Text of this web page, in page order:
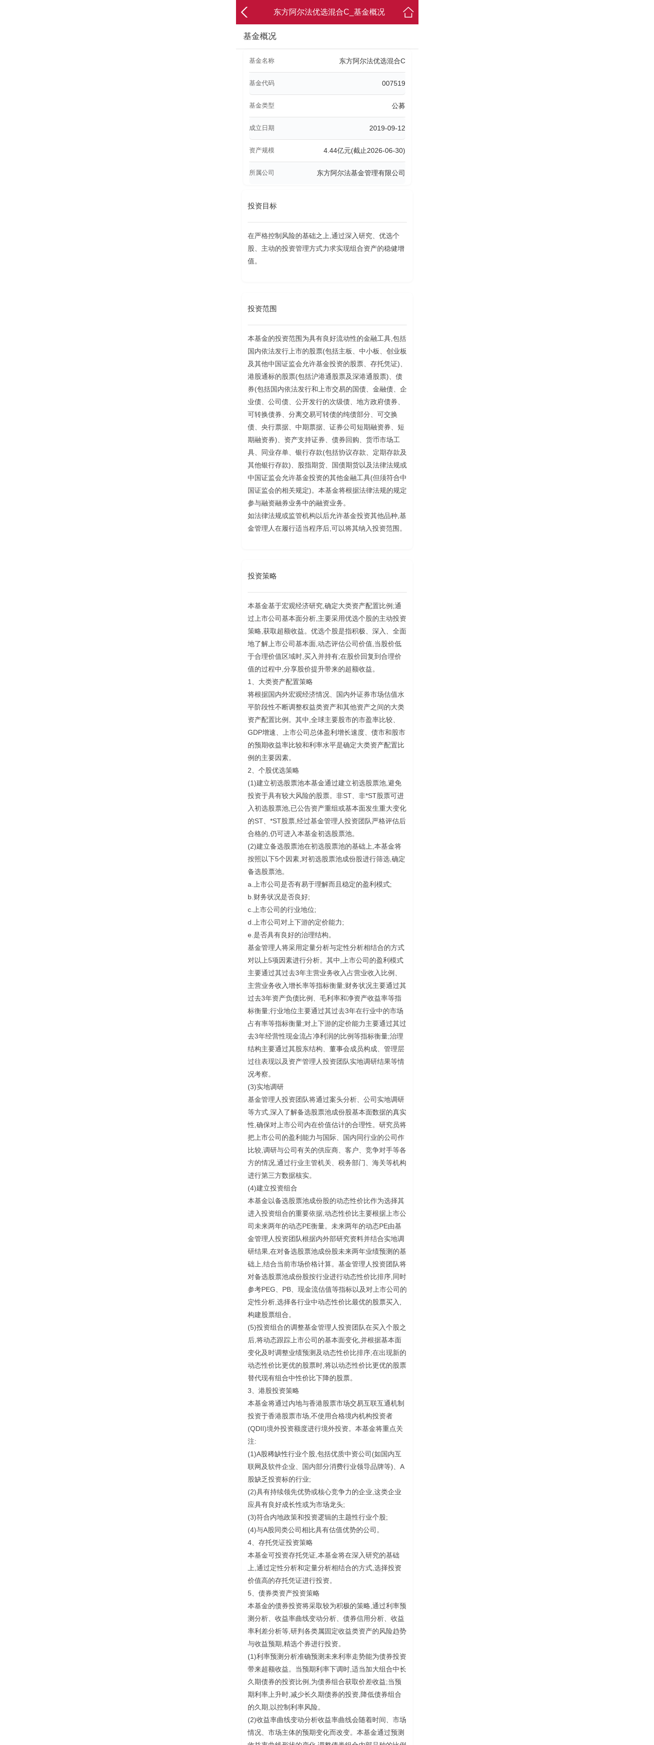
东方阿尔法优选混合C_基金概况
基金概况
基金名称 东方阿尔法优选混合C
基金代码 007519
基金类型 公募
成立日期 2019-09-12
资产规模 4.44亿元(截止2026-06-30)
所属公司 东方阿尔法基金管理有限公司
投资目标
在严格控制风险的基础之上,通过深入研究、优选个
股、主动的投资管理方式力求实现组合资产的稳健增
值。
投资范围
本基金的投资范围为具有良好流动性的金融工具,包括
国内依法发行上市的股票(包括主板、中小板、创业板
及其他中国证监会允许基金投资的股票、存托凭证)、
港股通标的股票(包括沪港通股票及深港通股票)、债
券(包括国内依法发行和上市交易的国债、金融债、企
业债、公司债、公开发行的次级债、地方政府债券、
可转换债券、分离交易可转债的纯债部分、可交换
债、央行票据、中期票据、证券公司短期融资券、短
期融资券)、资产支持证券、债券回购、货币市场工
具、同业存单、银行存款(包括协议存款、定期存款及
其他银行存款)、股指期货、国债期货以及法律法规或
中国证监会允许基金投资的其他金融工具(但须符合中
国证监会的相关规定)。本基金将根据法律法规的规定
参与融资融券业务中的融资业务。
如法律法规或监管机构以后允许基金投资其他品种,基
金管理人在履行适当程序后,可以将其纳入投资范围。
投资策略
本基金基于宏观经济研究,确定大类资产配置比例;通
过上市公司基本面分析,主要采用优选个股的主动投资
策略,获取超额收益。优选个股是指积极、深入、全面
地了解上市公司基本面,动态评估公司价值,当股价低
于合理价值区域时,买入并持有;在股价回复到合理价
值的过程中,分享股价提升带来的超额收益。
1、大类资产配置策略
将根据国内外宏观经济情况、国内外证券市场估值水
平阶段性不断调整权益类资产和其他资产之间的大类
资产配置比例。其中,全球主要股市的市盈率比较、
GDP增速、上市公司总体盈利增长速度、债市和股市
的预期收益率比较和利率水平是确定大类资产配置比
例的主要因素。
2、个股优选策略
(1)建立初选股票池本基金通过建立初选股票池,避免
投资于具有较大风险的股票。非ST、非*ST股票可进
入初选股票池,已公告资产重组或基本面发生重大变化
的ST、*ST股票,经过基金管理人投资团队严格评估后
合格的,仍可进入本基金初选股票池。
(2)建立备选股票池在初选股票池的基础上,本基金将
按照以下5个因素,对初选股票池成份股进行筛选,确定
备选股票池。
a.上市公司是否有易于理解而且稳定的盈利模式;
b.财务状况是否良好;
c.上市公司的行业地位;
d.上市公司对上下游的定价能力;
e.是否具有良好的治理结构。
基金管理人将采用定量分析与定性分析相结合的方式
对以上5项因素进行分析。其中,上市公司的盈利模式
主要通过其过去3年主营业务收入占营业收入比例、
主营业务收入增长率等指标衡量;财务状况主要通过其
过去3年资产负债比例、毛利率和净资产收益率等指
标衡量;行业地位主要通过其过去3年在行业中的市场
占有率等指标衡量;对上下游的定价能力主要通过其过
去3年经营性现金流占净利润的比例等指标衡量;治理
结构主要通过其股东结构、董事会成员构成、管理层
过往表现以及资产管理人投资团队实地调研结果等情
况考察。
(3)实地调研
基金管理人投资团队将通过案头分析、公司实地调研
等方式,深入了解备选股票池成份股基本面数据的真实
性,确保对上市公司内在价值估计的合理性。研究员将
把上市公司的盈利能力与国际、国内同行业的公司作
比较,调研与公司有关的供应商、客户、竞争对手等各
方的情况,通过行业主管机关、税务部门、海关等机构
进行第三方数据核实。
(4)建立投资组合
本基金以备选股票池成份股的动态性价比作为选择其
进入投资组合的重要依据,动态性价比主要根据上市公
司未来两年的动态PE衡量。未来两年的动态PE由基
金管理人投资团队根据内外部研究资料并结合实地调
研结果,在对备选股票池成份股未来两年业绩预测的基
础上,结合当前市场价格计算。基金管理人投资团队将
对备选股票池成份股按行业进行动态性价比排序,同时
参考PEG、PB、现金流估值等指标以及对上市公司的
定性分析,选择各行业中动态性价比最优的股票买入,
构建股票组合。
(5)投资组合的调整基金管理人投资团队在买入个股之
后,将动态跟踪上市公司的基本面变化,并根据基本面
变化及时调整业绩预测及动态性价比排序;在出现新的
动态性价比更优的股票时,将以动态性价比更优的股票
替代现有组合中性价比下降的股票。
3、港股投资策略
本基金将通过内地与香港股票市场交易互联互通机制
投资于香港股票市场,不使用合格境内机构投资者
(QDII)境外投资额度进行境外投资。本基金将重点关
注:
(1)A股稀缺性行业个股,包括优质中资公司(如国内互
联网及软件企业、国内部分消费行业领导品牌等)、A
股缺乏投资标的行业;
(2)具有持续领先优势或核心竞争力的企业,这类企业
应具有良好成长性或为市场龙头;
(3)符合内地政策和投资逻辑的主题性行业个股;
(4)与A股同类公司相比具有估值优势的公司。
4、存托凭证投资策略
本基金可投资存托凭证,本基金将在深入研究的基础
上,通过定性分析和定量分析相结合的方式,选择投资
价值高的存托凭证进行投资。
5、债券类资产投资策略
本基金的债券投资将采取较为积极的策略,通过利率预
测分析、收益率曲线变动分析、债券信用分析、收益
率利差分析等,研判各类属固定收益类资产的风险趋势
与收益预期,精选个券进行投资。
(1)利率预测分析准确预测未来利率走势能为债券投资
带来超额收益。当预期利率下调时,适当加大组合中长
久期债券的投资比例,为债券组合获取价差收益;当预
期利率上升时,减少长久期债券的投资,降低债券组合
的久期,以控制利率风险。
(2)收益率曲线变动分析收益率曲线会随着时间、市场
情况、市场主体的预期变化而改变。本基金通过预测